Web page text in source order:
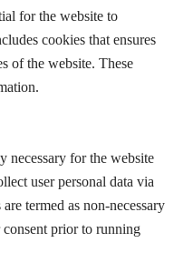
for the website to
cookies that ensures
of the website. These
necessary for the website
user personal data via
termed as non-necessary
prior to running